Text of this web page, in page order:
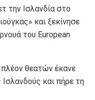
την Ισλανδία στο
και ξεκίνησε
του European
θεατών έκανε
Ισλανδούς και πήρε τη